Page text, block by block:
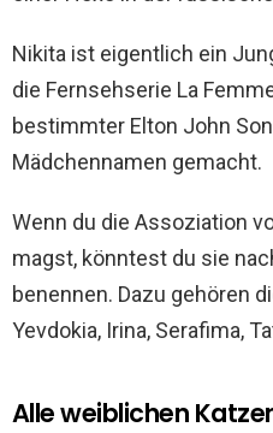
Nikita ist eigentlich ein
die Fernsehserie La
bestimmter Elton John
Mädchennamen gemacht.
Wenn du die Assoziation
magst, könntest du sie
benennen. Dazu gehören
Yevdokia, Irina, Serafima,
Alle weiblichen